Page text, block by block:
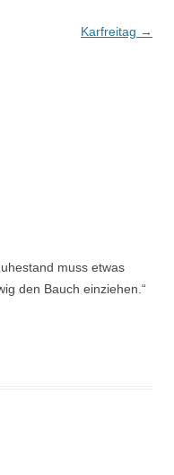
Karfreitag →
muss etwas
den Bauch einziehen.“